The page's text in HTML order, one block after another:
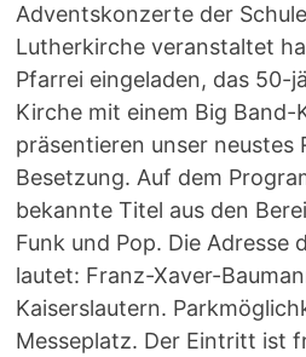
Adventskonzerte der
Lutherkirche veranstaltet
Pfarrei eingeladen, das 50-
Kirche mit einem Big
präsentieren unser neustes
Besetzung. Auf dem
bekannte Titel aus den
Funk und Pop. Die Adresse
lautet: Franz-Xaver-
Kaiserslautern.
Messeplatz. Der Eintritt ist